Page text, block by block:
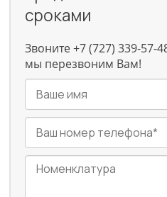
сроками
Звоните +7 (727) 339-57-
мы перезвоним Вам!